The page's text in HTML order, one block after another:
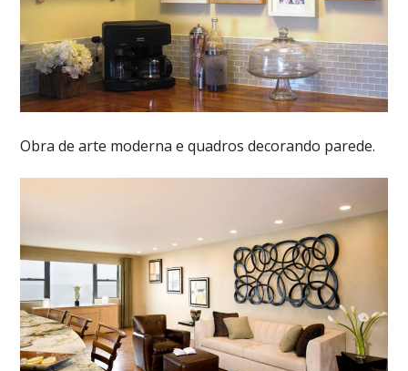
Obra de arte moderna e quadros decorando parede.